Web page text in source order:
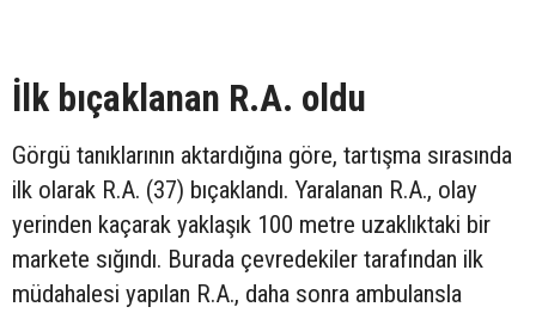
İlk bıçaklanan R.A. oldu
Görgü tanıklarının aktardığına göre, tartışma sırasında
ilk olarak R.A. (37) bıçaklandı. Yaralanan R.A., olay
yerinden kaçarak yaklaşık 100 metre uzaklıktaki bir
markete sığındı. Burada çevredekiler tarafından ilk
müdahalesi yapılan R.A., daha sonra ambulansla